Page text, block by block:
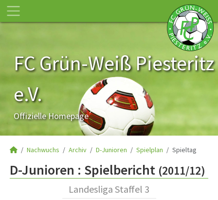
FC Grün-Weiß Piesteritz
e.V.
Offizielle Homepage
Nachwuchs Archiv D-Junioren Spielplan Spieltag
D-Junioren : Spielbericht (2011/12)
Landesliga Staffel 3